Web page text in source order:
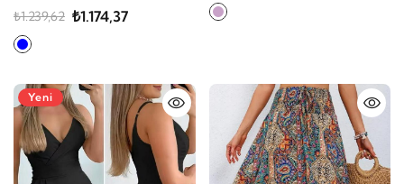
₺1.239,62 ₺1.174,37
Yeni